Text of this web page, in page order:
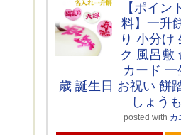
【ポイン
料】一升
り 小分け
ク 風呂敷
カード
歳 誕生日 お祝い 餅
しょう
posted with カ